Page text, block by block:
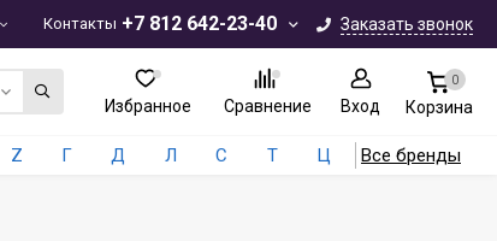
+7 812 642-23-40 Заказать звонок
Контакты
Избранное Сравнение Вход
0
Корзина
Z Г Д Л С Т Ц Все бренды